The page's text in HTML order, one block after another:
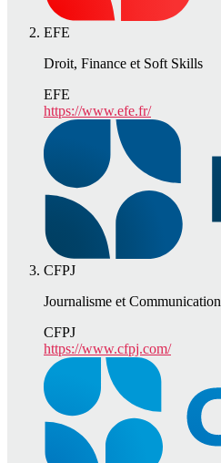
EFE
Droit, Finance et Soft Skills
EFE
https://www.efe.fr/
CFPJ
Journalisme et Communication
CFPJ
https://www.cfpj.com/